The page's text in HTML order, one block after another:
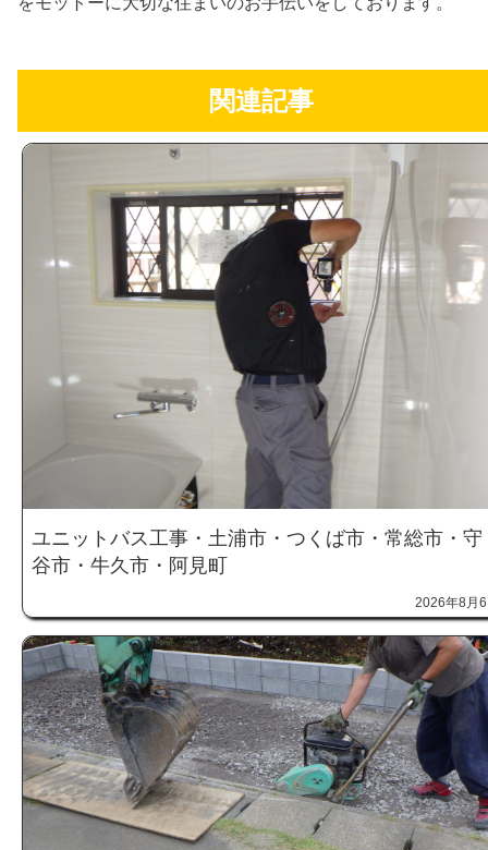
関連記事
ユニットバス工事・土浦市・つくば市・常総市・守
谷市・牛久市・阿見町
2026年8月